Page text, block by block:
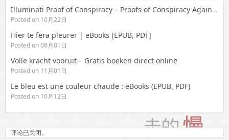
Illuminati Proof of Conspiracy – Proofs of Conspiracy Against all Religions and Governments of Europe | Read Online Free
Posted on 10月22日
Hier te fera pleurer | eBooks [EPUB, PDF]
Posted on 08月01日
Volle kracht vooruit – Gratis boeken direct online
Posted on 11月01日
Le bleu est une couleur chaude : eBooks (EPUB, PDF)
Posted on 10月12日
评论已关闭。